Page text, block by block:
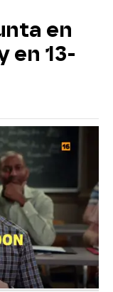
en
en 13-